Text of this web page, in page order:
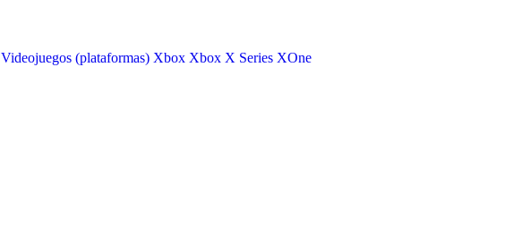
Videojuegos (plataformas) Xbox Xbox X Series XOne